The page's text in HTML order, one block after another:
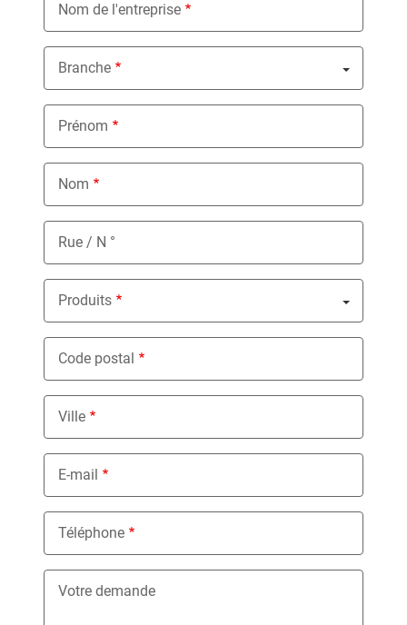
Nom de l'entreprise
Branche
Nothing selected
Prénom
Nom
Rue / N °
Produits
Nothing selected
Code postal
Ville
E-mail
Téléphone
Votre demande